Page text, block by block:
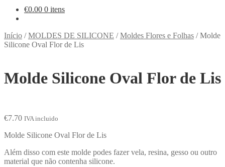
€0.00 0 itens
Início /MOLDES DE SILICONE /Moldes Flores e Folhas /Molde
Silicone Oval Flor de Lis
Molde Silicone Oval Flor de Lis
€7.70 IVA incluido
Molde Silicone Oval Flor de Lis
Além disso com este molde podes fazer vela, resina, gesso ou outro
material que não contenha silicone.